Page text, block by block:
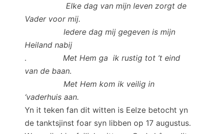
Elke dag van mijn leven zorgt de
Vader voor mij.
Iedere dag mij gegeven is mijn
Heiland nabij
. Met Hem ga ik rustig tot ’t eind
van de baan.
Met Hem kom ik veilig in
‘vaderhuis aan.
Yn it teken fan dit witten is Eelze betocht yn
de tanktsjinst foar syn libben op 17 augustus.